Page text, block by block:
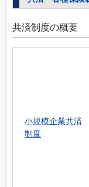
共済制度の概要
小規模企業共済
制度